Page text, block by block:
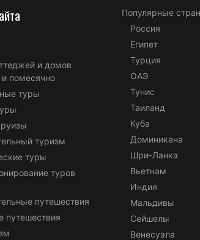
и домов
и помесячно
туры
туризм
туры
туров
путешествия
путешествия
Популярные
Россия
Египет
Турция
ОАЭ
Тунис
Таиланд
Куба
Доминикана
Шри-Ланка
Вьетнам
Индия
Мальдивы
Сейшелы
Венесуэла